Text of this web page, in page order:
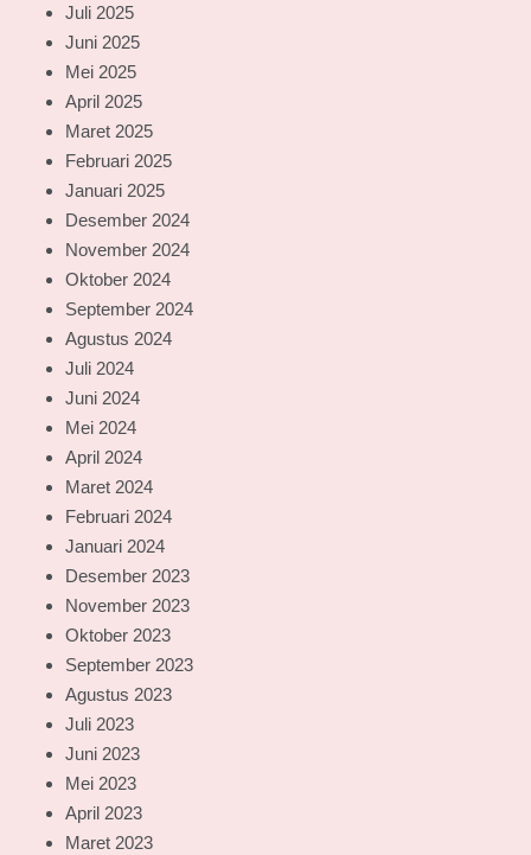
Juli 2025
Juni 2025
Mei 2025
April 2025
Maret 2025
Februari 2025
Januari 2025
Desember 2024
November 2024
Oktober 2024
September 2024
Agustus 2024
Juli 2024
Juni 2024
Mei 2024
April 2024
Maret 2024
Februari 2024
Januari 2024
Desember 2023
November 2023
Oktober 2023
September 2023
Agustus 2023
Juli 2023
Juni 2023
Mei 2023
April 2023
Maret 2023